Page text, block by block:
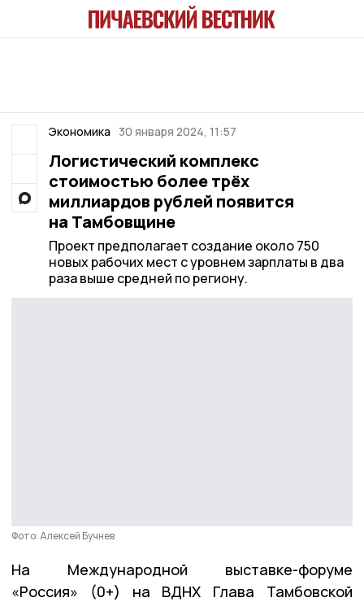
Экономика 30 января 2024, 11:57
Логистический комплекс
стоимостью более трёх
миллиардов рублей появится
на Тамбовщине
Проект предполагает создание около 750
новых рабочих мест с уровнем зарплаты в два
раза выше средней по региону.
Фото: Алексей Бучнев
На Международной выставке-форуме
«Россия» (0+) на ВДНХ Глава Тамбовской